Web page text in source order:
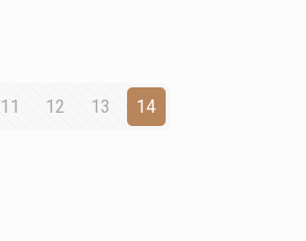
11 12 13 14